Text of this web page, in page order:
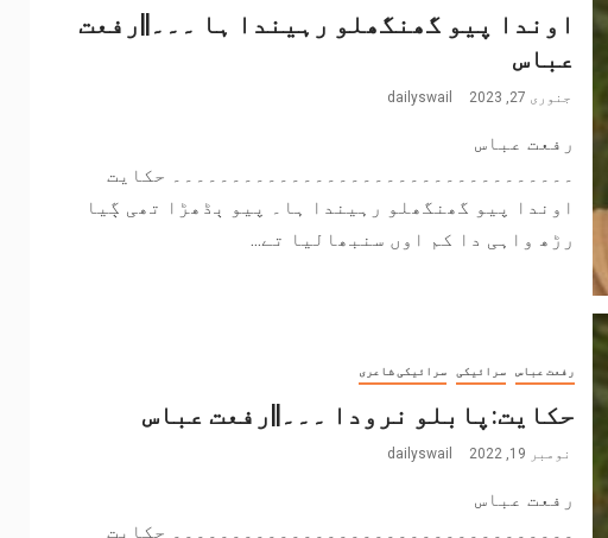
اوندا پیو گھنگھلو رہیندا ہا ۔۔۔||رفعت
عباس
جنوری 27, 2023 dailyswail
رفعت عباس
۔۔۔۔۔۔۔۔۔۔۔۔۔۔۔۔۔۔۔۔۔۔۔۔۔۔۔۔۔۔۔۔۔۔ حکایت
اوندا پیو گھنگھلو رہیندا ہا۔ پیو ٻڈھڑا تھی ڳیا
رڑھ واہی دا کم اوں سنبھالیا تے...
رفعت عباس سرائیکی سرائیکی شاعری
حکایت:پابلو نرودا ۔۔۔||رفعت عباس
نومبر 19, 2022 dailyswail
رفعت عباس
۔۔۔۔۔۔۔۔۔۔۔۔۔۔۔۔۔۔۔۔۔۔۔۔۔۔۔۔۔۔۔۔۔۔ حکایت